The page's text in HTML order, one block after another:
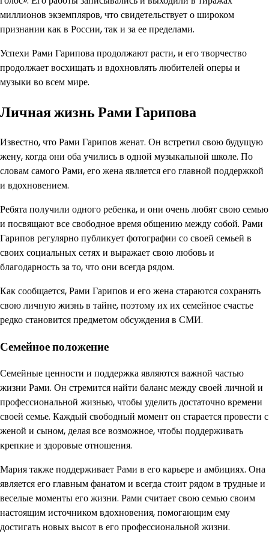
миллионов экземпляров, что свидетельствует о широком
признании как в России, так и за ее пределами.
Успехи Рами Гарипова продолжают расти, и его творчество
продолжает восхищать и вдохновлять любителей оперы и
музыки во всем мире.
Личная жизнь Рами Гарипова
Известно, что Рами Гарипов женат. Он встретил свою будущую
жену, когда они оба учились в одной музыкальной школе. По
словам самого Рами, его жена является его главной поддержкой
и вдохновением.
Ребята получили одного ребенка, и они очень любят свою семью
и посвящают все свободное время общению между собой. Рами
Гарипов регулярно публикует фотографии со своей семьей в
своих социальных сетях и выражает свою любовь и
благодарность за то, что они всегда рядом.
Как сообщается, Рами Гарипов и его жена стараются сохранять
свою личную жизнь в тайне, поэтому их их семейное счастье
редко становится предметом обсуждения в СМИ.
Семейное положение
Семейные ценности и поддержка являются важной частью
жизни Рами. Он стремится найти баланс между своей личной и
профессиональной жизнью, чтобы уделить достаточно времени
своей семье. Каждый свободный момент он старается провести с
женой и сыном, делая все возможное, чтобы поддерживать
крепкие и здоровые отношения.
Мария также поддерживает Рами в его карьере и амбициях. Она
является его главным фанатом и всегда стоит рядом в трудные и
веселые моменты его жизни. Рами считает свою семью своим
настоящим источником вдохновения, помогающим ему
достигать новых высот в его профессиональной жизни.